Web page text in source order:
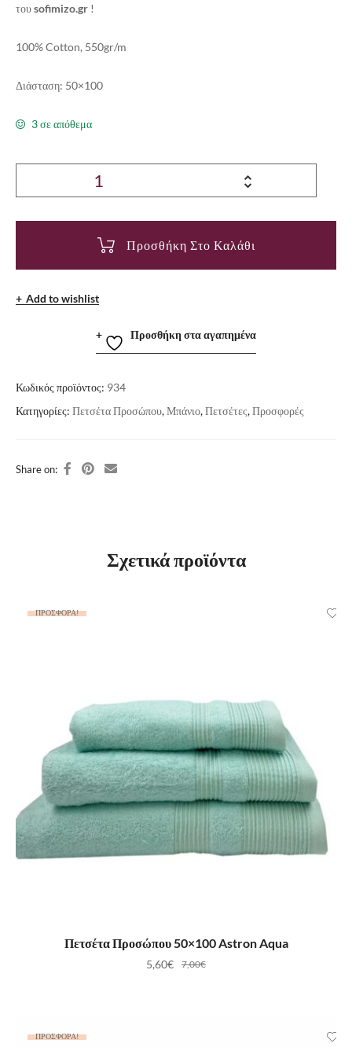
τουsofimizo.gr !
100% Cotton, 550gr/m
Διάσταση: 50×100
3 σε απόθεμα
Προσθήκη Στο Καλάθι
Add to wishlist
Προσθήκη στα αγαπημένα
Κωδικός προϊόντος: 934
Κατηγορίες: Πετσέτα Προσώπου,Μπάνιο,Πετσέτες,Προσφορές
Share on:
Σχετικά προϊόντα
ΠΡΟΣΦΟΡΆ!
ΠΡΟΣΘΉΚΗ ΣΤΟ ΚΑΛΆΘΙ
Πετσέτα Προσώπου 50×100 Astron Aqua
7,00€
5,60€
ΠΡΟΣΦΟΡΆ!